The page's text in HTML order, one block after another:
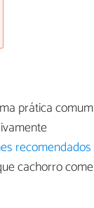
prática comum
recomendados
cachorro come